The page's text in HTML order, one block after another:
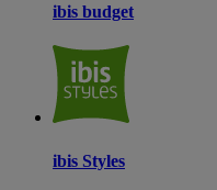
ibis budget
ibis Styles